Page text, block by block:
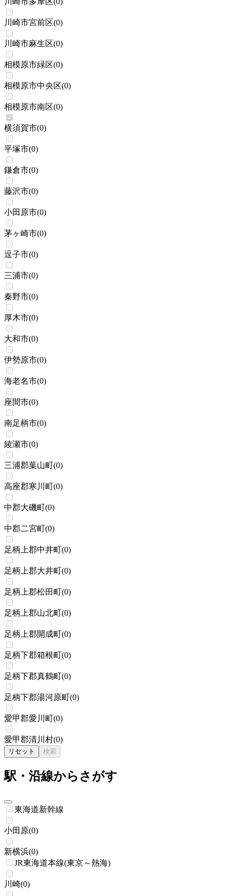
川崎市宮前区(0)
川崎市麻生区(0)
相模原市緑区(0)
相模原市中央区(0)
相模原市南区(0)
横須賀市(0)
平塚市(0)
鎌倉市(0)
藤沢市(0)
小田原市(0)
茅ヶ崎市(0)
逗子市(0)
三浦市(0)
秦野市(0)
厚木市(0)
大和市(0)
伊勢原市(0)
海老名市(0)
座間市(0)
南足柄市(0)
綾瀬市(0)
三浦郡葉山町(0)
高座郡寒川町(0)
中郡大磯町(0)
中郡二宮町(0)
足柄上郡中井町(0)
足柄上郡大井町(0)
足柄上郡松田町(0)
足柄上郡山北町(0)
足柄上郡開成町(0)
足柄下郡箱根町(0)
足柄下郡真鶴町(0)
足柄下郡湯河原町(0)
愛甲郡愛川町(0)
愛甲郡清川村(0)
リセット 検索
駅・沿線からさがす
東海道新幹線
小田原(0)
新横浜(0)
JR東海道本線(東京～熱海)
川崎(0)